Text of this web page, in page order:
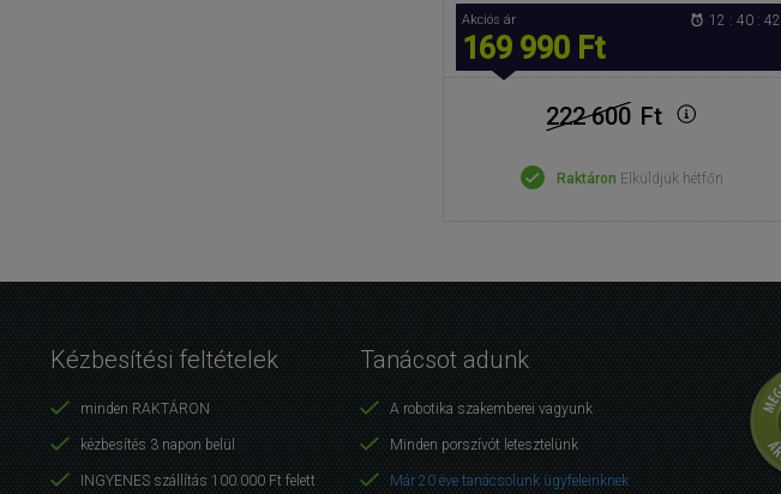
Akciós ár
169 990 Ft
12 : 40 : 42
222 600 Ft
Raktáron Elküldjük hétfőn
Kézbesítési feltételek
minden RAKTÁRON
kézbesítés 3 napon belül
INGYENES szállítás 100.000 Ft felett
Tanácsot adunk
A robotika szakemberei vagyunk
Minden porszívót letesztelünk
Már 20 éve tanácsolunk ügyfeleinknek